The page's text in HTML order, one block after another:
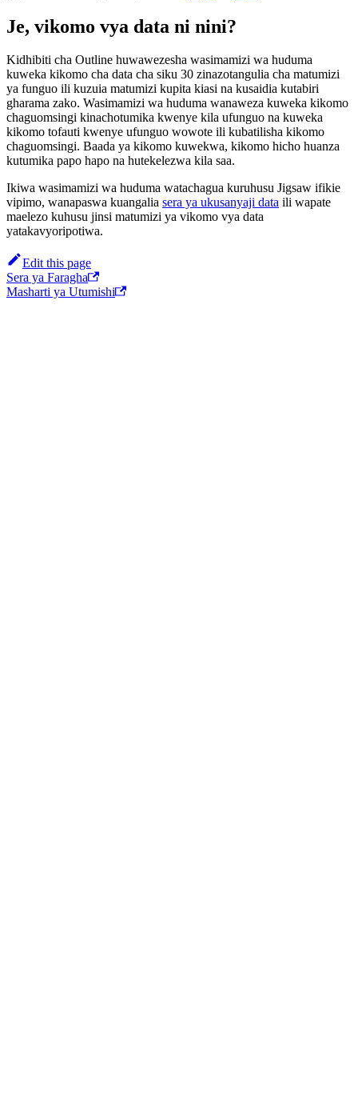
Je, vikomo vya data ni nini?
Kidhibiti cha Outline huwawezesha wasimamizi wa huduma
kuweka kikomo cha data cha siku 30 zinazotangulia cha matumizi
ya funguo ili kuzuia matumizi kupita kiasi na kusaidia kutabiri
gharama zako. Wasimamizi wa huduma wanaweza kuweka kikomo
chaguomsingi kinachotumika kwenye kila ufunguo na kuweka
kikomo tofauti kwenye ufunguo wowote ili kubatilisha kikomo
chaguomsingi. Baada ya kikomo kuwekwa, kikomo hicho huanza
kutumika papo hapo na hutekelezwa kila saa.
Ikiwa wasimamizi wa huduma watachagua kuruhusu Jigsaw ifikie
vipimo, wanapaswa kuangalia sera ya ukusanyaji data ili wapate
maelezo kuhusu jinsi matumizi ya vikomo vya data
yatakavyoripotiwa.
Edit this page
Sera ya Faragha
Masharti ya Utumishi